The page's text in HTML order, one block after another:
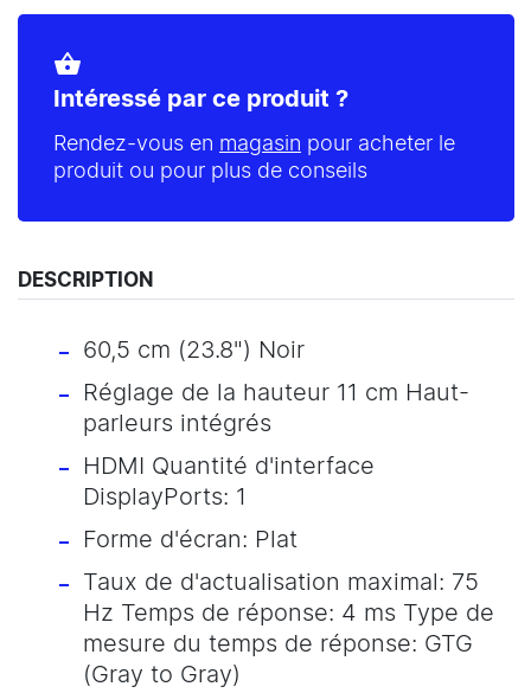
shopping_basket
Intéressé par ce produit ?
Rendez-vous en magasin pour acheter le
produit ou pour plus de conseils
DESCRIPTION
60,5 cm (23.8") Noir
Réglage de la hauteur 11 cm Haut-
parleurs intégrés
HDMI Quantité d'interface
DisplayPorts: 1
Forme d'écran: Plat
Taux de d'actualisation maximal: 75
Hz Temps de réponse: 4 ms Type de
mesure du temps de réponse: GTG
(Gray to Gray)